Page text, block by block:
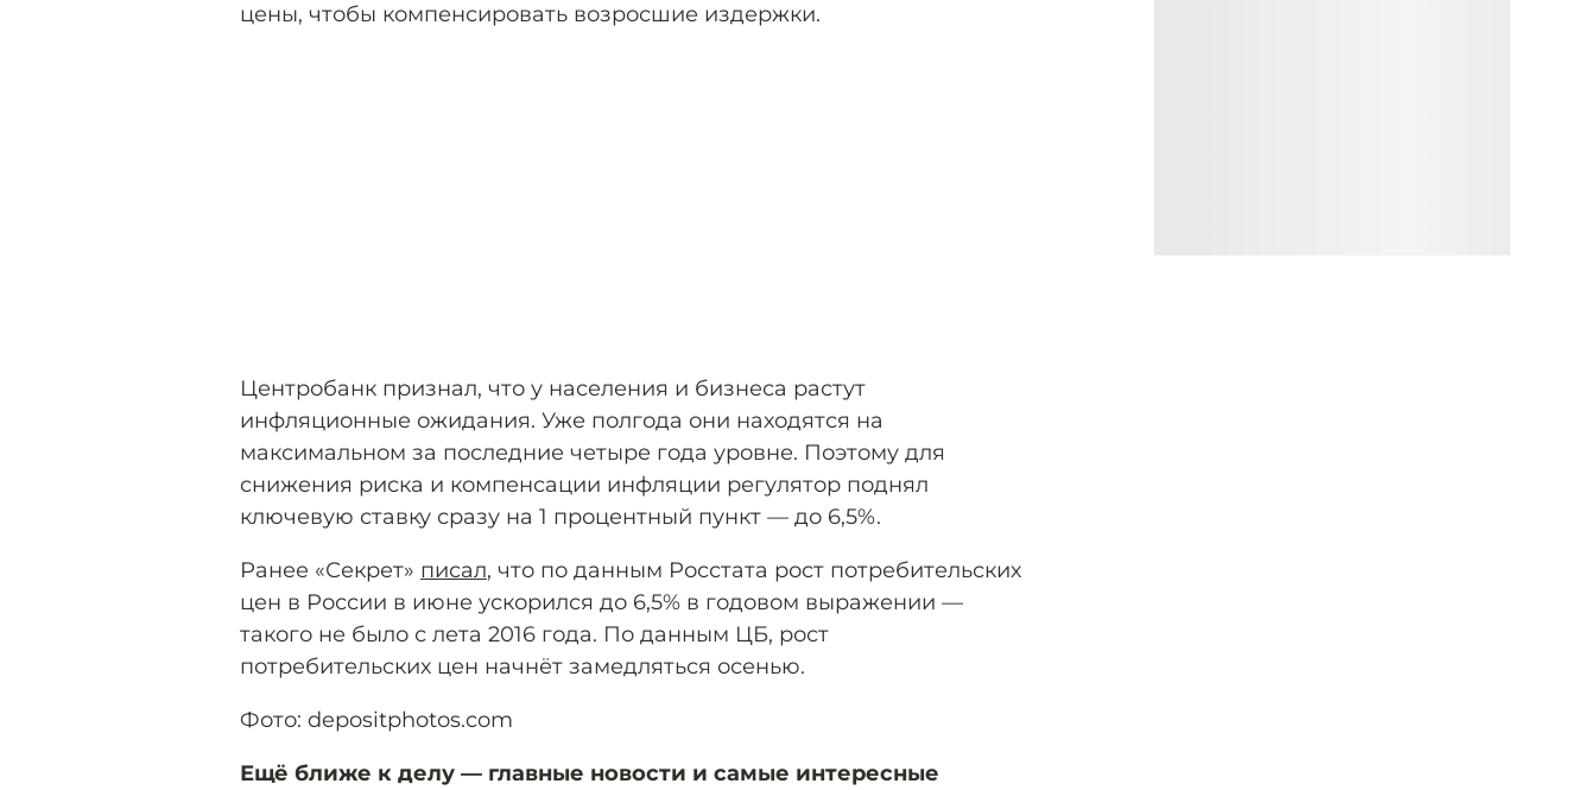
цены, чтобы компенсировать возросшие издержки.
Центробанк признал, что у населения и бизнеса растут
инфляционные ожидания. Уже полгода они находятся на
максимальном за последние четыре года уровне. Поэтому для
снижения риска и компенсации инфляции регулятор поднял
ключевую ставку сразу на 1 процентный пункт — до 6,5%.
Ранее «Секрет» писал, что по данным Росстата рост потребительских
цен в России в июне ускорился до 6,5% в годовом выражении —
такого не было с лета 2016 года. По данным ЦБ, рост
потребительских цен начнёт замедляться осенью.
Фото: depositphotos.com
Ещё ближе к делу — главные новости и самые интересные